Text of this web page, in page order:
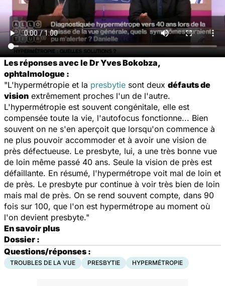
Les réponses avec le Dr Yves Bokobza,
ophtalmologue :
"L'hypermétropie et la presbytie sont deux défauts de
vision extrêmement proches l'un de l'autre.
L'hypermétropie est souvent congénitale, elle est
compensée toute la vie, l'autofocus fonctionne... Bien
souvent on ne s'en aperçoit que lorsqu'on commence à
ne plus pouvoir accommoder et à avoir une vision de
près défectueuse. Le presbyte, lui, a une très bonne vue
de loin même passé 40 ans. Seule la vision de près est
défaillante. En résumé, l'hypermétrope voit mal de loin et
de près. Le presbyte pur continue à voir très bien de loin
mais mal de près. On se rend souvent compte, dans 90
fois sur 100, que l'on est hypermétrope au moment où
l'on devient presbyte."
En savoir plus
Dossier :
Questions/réponses :
TROUBLES DE LA VUE PRESBYTIE HYPERMÉTROPIE